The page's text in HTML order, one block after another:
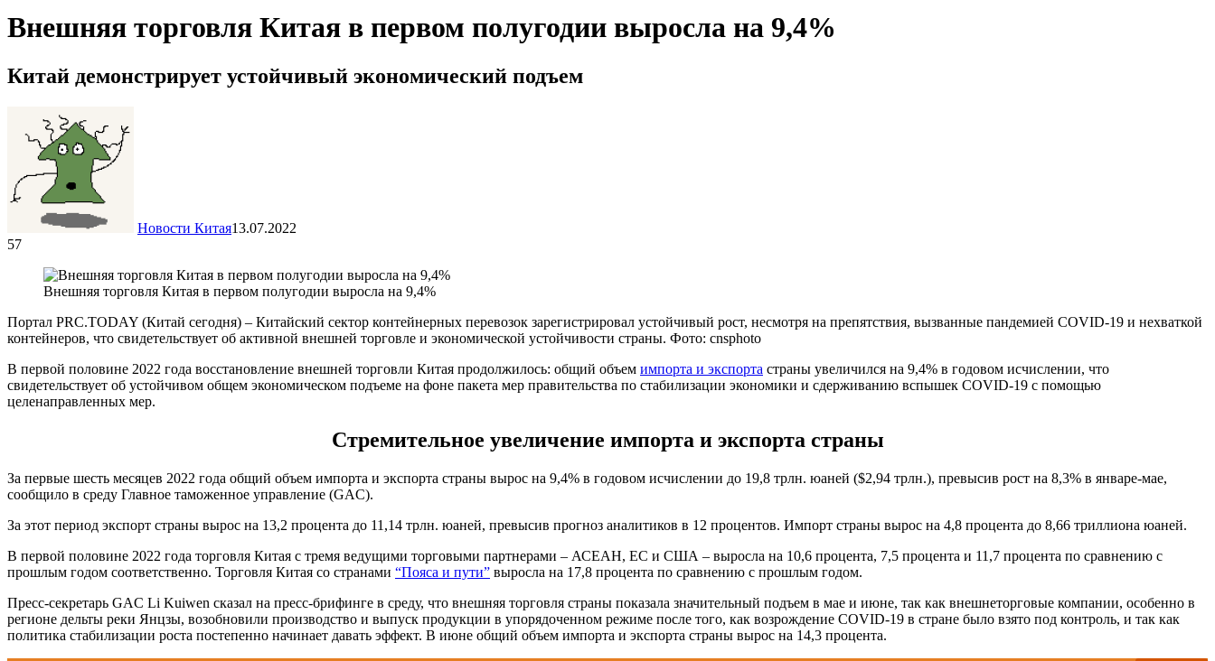
Внешняя торговля Китая в первом полугодии выросла на 9,4%
Китай демонстрирует устойчивый экономический подъем
Новости Китая13.07.2022
57
Внешняя торговля Китая в первом полугодии выросла на 9,4%
Портал PRC.TODAY (Китай сегодня) – Китайский сектор контейнерных перевозок зарегистрировал устойчивый рост, несмотря на препятствия, вызванные пандемией COVID-19 и нехваткой
контейнеров, что свидетельствует об активной внешней торговле и экономической устойчивости страны. Фото: cnsphoto
В первой половине 2022 года восстановление внешней торговли Китая продолжилось: общий объем импорта и экспорта страны увеличился на 9,4% в годовом исчислении, что
свидетельствует об устойчивом общем экономическом подъеме на фоне пакета мер правительства по стабилизации экономики и сдерживанию вспышек COVID-19 с помощью
целенаправленных мер.
Стремительное увеличение импорта и экспорта страны
За первые шесть месяцев 2022 года общий объем импорта и экспорта страны вырос на 9,4% в годовом исчислении до 19,8 трлн. юаней ($2,94 трлн.), превысив рост на 8,3% в январе-мае,
сообщило в среду Главное таможенное управление (GAC).
За этот период экспорт страны вырос на 13,2 процента до 11,14 трлн. юаней, превысив прогноз аналитиков в 12 процентов. Импорт страны вырос на 4,8 процента до 8,66 триллиона юаней.
В первой половине 2022 года торговля Китая с тремя ведущими торговыми партнерами – АСЕАН, ЕС и США – выросла на 10,6 процента, 7,5 процента и 11,7 процента по сравнению с
прошлым годом соответственно. Торговля Китая со странами “Пояса и пути” выросла на 17,8 процента по сравнению с прошлым годом.
Пресс-секретарь GAC Li Kuiwen сказал на пресс-брифинге в среду, что внешняя торговля страны показала значительный подъем в мае и июне, так как внешнеторговые компании, особенно в
регионе дельты реки Янцзы, возобновили производство и выпуск продукции в упорядоченном режиме после того, как возрождение COVID-19 в стране было взято под контроль, и так как
политика стабилизации роста постепенно начинает давать эффект. В июне общий объем импорта и экспорта страны вырос на 14,3 процента.